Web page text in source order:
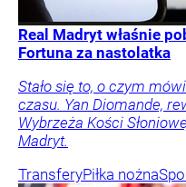
Real Madryt właśnie
Fortuna za nastolatka
Stało się to, o czym
czasu. Yan Diomande,
Wybrzeża Kości
Madryt.
TransferyPiłka nożna